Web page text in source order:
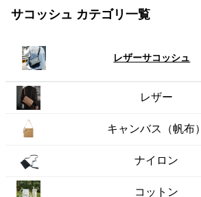
サコッシュ カテゴリ一覧
レザーサコッシュ
レザー
キャンバス（帆布）
ナイロン
コットン